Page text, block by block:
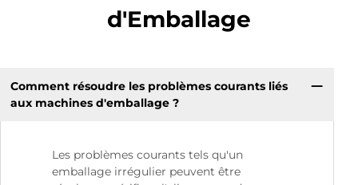
d'Emballage
Comment résoudre les problèmes courants liés
aux machines d'emballage ?
Les problèmes courants tels qu'un
emballage irrégulier peuvent être